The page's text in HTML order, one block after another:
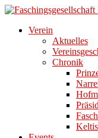
Direkt
Inhalt
Verein
Aktuelles
Chronik